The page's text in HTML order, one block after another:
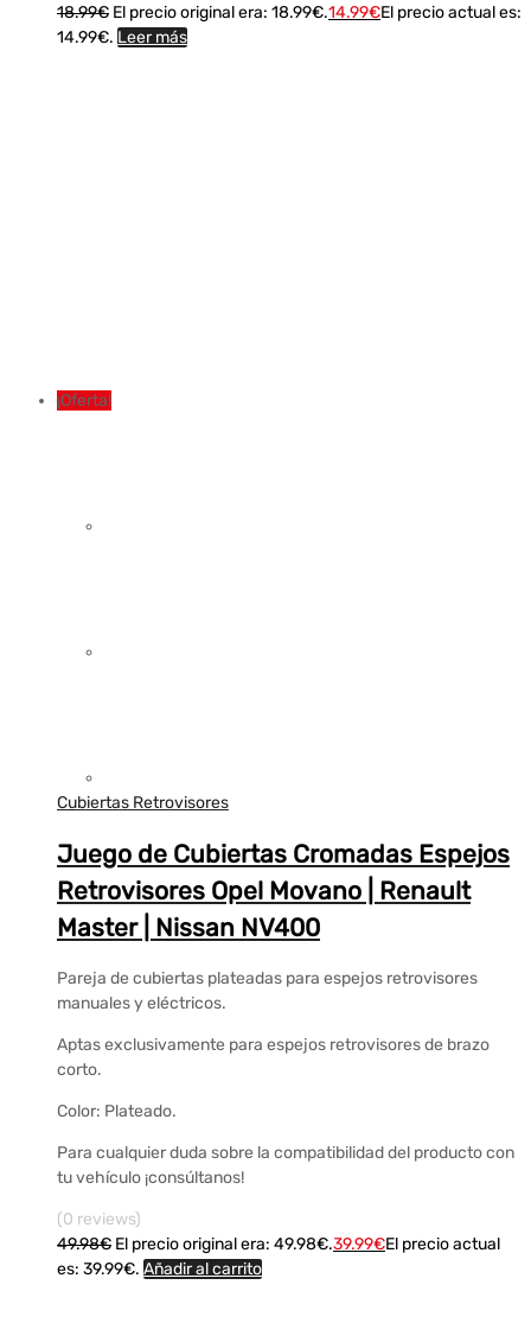
18.99€ El precio original era: 18.99€.14.99€El precio actual es:
14.99€. Leer más
¡Oferta!
Cubiertas Retrovisores
Juego de Cubiertas Cromadas Espejos
Retrovisores Opel Movano | Renault
Master | Nissan NV400
Pareja de cubiertas plateadas para espejos retrovisores
manuales y eléctricos.
Aptas exclusivamente para espejos retrovisores de brazo
corto.
Color: Plateado.
Para cualquier duda sobre la compatibilidad del producto con
tu vehículo ¡consúltanos!
(0 reviews)
49.98€ El precio original era: 49.98€.39.99€El precio actual
es: 39.99€. Añadir al carrito